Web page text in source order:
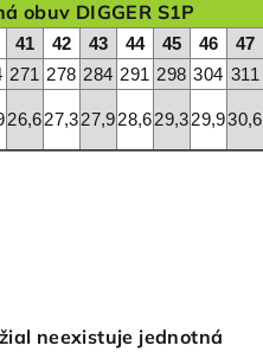
obuv DIGGER S1P
41 42 43 44 45 46 47
271 278 284 291 298 304 311
26,627,327,928,629,329,930,6
neexistuje jednotná